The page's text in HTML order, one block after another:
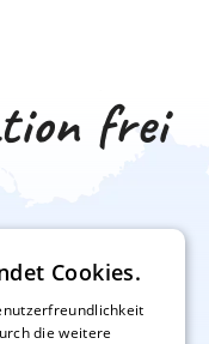
frei
für traumhafte
und
Cookies.
die weitere